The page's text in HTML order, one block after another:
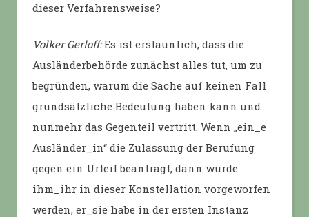
dieser Verfahrensweise?
Volker Gerloff:Es ist erstaunlich, dass die
Ausländerbehörde zunächst alles tut, um zu
begründen, warum die Sache auf keinen Fall
grundsätzliche Bedeutung haben kann und
nunmehr das Gegenteil vertritt. Wenn „ein_e
Ausländer_in“ die Zulassung der Berufung
gegen ein Urteil beantragt, dann würde
ihm_ihr in dieser Konstellation vorgeworfen
werden, er_sie habe in der ersten Instanz